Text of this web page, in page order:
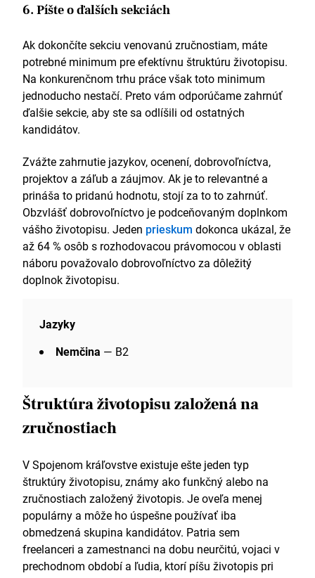
6. Píšte o ďalších sekciách
Ak dokončíte sekciu venovanú zručnostiam, máte
potrebné minimum pre efektívnu štruktúru životopisu.
Na konkurenčnom trhu práce však toto minimum
jednoducho nestačí. Preto vám odporúčame zahrnúť
ďalšie sekcie, aby ste sa odlíšili od ostatných
kandidátov.
Zvážte zahrnutie jazykov, ocenení, dobrovoľníctva,
projektov a záľub a záujmov. Ak je to relevantné a
prináša to pridanú hodnotu, stojí za to to zahrnúť.
Obzvlášť dobrovoľníctvo je podceňovaným doplnkom
vášho životopisu. Jeden prieskum dokonca ukázal, že
až 64 % osôb s rozhodovacou právomocou v oblasti
náboru považovalo dobrovoľníctvo za dôležitý
doplnok životopisu.
Jazyky
Nemčina — B2
Štruktúra životopisu založená na
zručnostiach
V Spojenom kráľovstve existuje ešte jeden typ
štruktúry životopisu, známy ako funkčný alebo na
zručnostiach založený životopis. Je oveľa menej
populárny a môže ho úspešne používať iba
obmedzená skupina kandidátov. Patria sem
freelanceri a zamestnanci na dobu neurčitú, vojaci v
prechodnom období a ľudia, ktorí píšu životopis pri